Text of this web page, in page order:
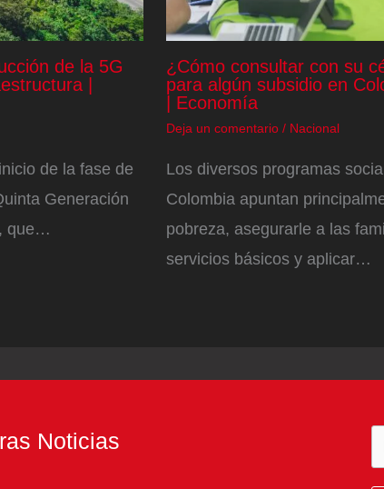
de la 5G
|
de la fase de
Generación
que…
¿Cómo consultar con su
para algún subsidio en
| Economía
Deja un comentario / Nacional
Los diversos programas
Colombia apuntan
pobreza, asegurarle a las
servicios básicos y aplicar…
Noticias